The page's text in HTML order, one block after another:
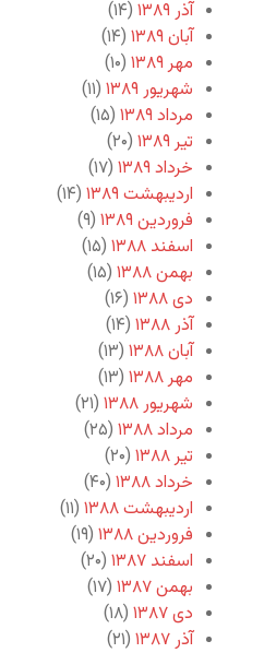
آذر ۱۳۸۹
(۱۴)
آبان ۱۳۸۹
(۱۴)
مهر ۱۳۸۹
(۱۰)
شهریور ۱۳۸۹
(۱۱)
مرداد ۱۳۸۹
(۱۵)
تیر ۱۳۸۹
(۲۰)
خرداد ۱۳۸۹
(۱۷)
اردیبهشت ۱۳۸۹
(۱۴)
فروردین ۱۳۸۹
(۹)
اسفند ۱۳۸۸
(۱۵)
بهمن ۱۳۸۸
(۱۵)
دی ۱۳۸۸
(۱۶)
آذر ۱۳۸۸
(۱۴)
آبان ۱۳۸۸
(۱۳)
مهر ۱۳۸۸
(۱۳)
شهریور ۱۳۸۸
(۲۱)
مرداد ۱۳۸۸
(۲۵)
تیر ۱۳۸۸
(۲۰)
خرداد ۱۳۸۸
(۴۰)
اردیبهشت ۱۳۸۸
(۱۱)
فروردین ۱۳۸۸
(۱۹)
اسفند ۱۳۸۷
(۲۰)
بهمن ۱۳۸۷
(۱۷)
دی ۱۳۸۷
(۱۸)
آذر ۱۳۸۷
(۲۱)